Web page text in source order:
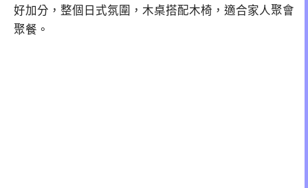
好加分，整個日式氛圍，木桌搭配木椅，適合家人聚會
聚餐。